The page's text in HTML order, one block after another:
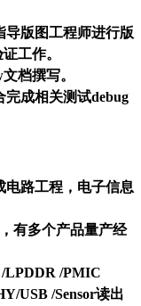
导版图工程师进行版
工作。
档撰写。
成相关测试debug
电路工程，电子信息
有多个产品量产经
/LPDDR /PMIC
USB /Sensor读出